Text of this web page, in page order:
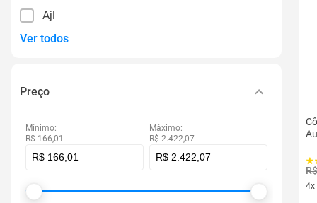
Ajl
Ver todos
Preço
Mínimo:
R$ 166,01
Máximo:
R$ 2.422,07
4x
4